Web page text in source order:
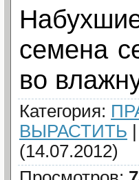
семена
во
Категория:
ВЫРАСТИТЬ
(14.07.2012)